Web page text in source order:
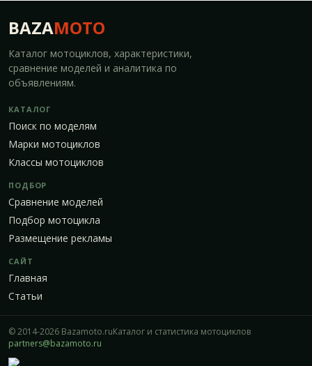
BAZAMOTO
Каталог мотоциклов, характеристики,
сравнение моделей и аналитика по
объявлениям.
КАТАЛОГ
Поиск по моделям
Марки мотоциклов
Классы мотоциклов
ПОДБОР
Сравнение моделей
Подбор мотоцикла
Размещение рекламы
САЙТ
Главная
Статьи
© 2014-2026 Bazamoto.ruКаталог и статистика мотоциклов
partners@bazamoto.ru